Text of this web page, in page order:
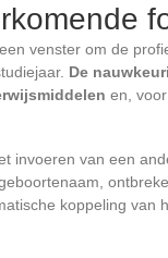
venster om de
De
en,
invoeren van een
koppeling van